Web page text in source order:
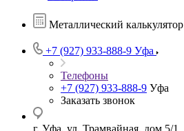
Металлический калькулятор
+7 (927) 933-888-9 Уфа
Телефоны
+7 (927) 933-888-9 Уфа
Заказать звонок
г. Уфа, ул. Трамвайная, дом 5/1